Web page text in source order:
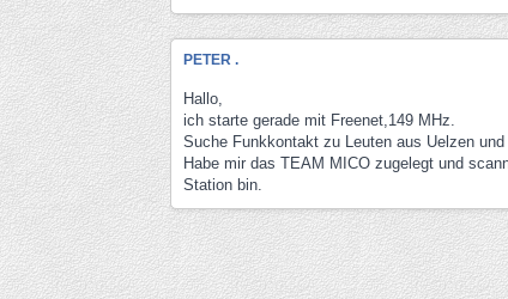
PETER .
Hallo,
ich starte gerade mit Freenet,149 MHz.
Suche Funkkontakt zu Leuten aus Uelzen und
Habe mir das TEAM MICO zugelegt und
Station bin.